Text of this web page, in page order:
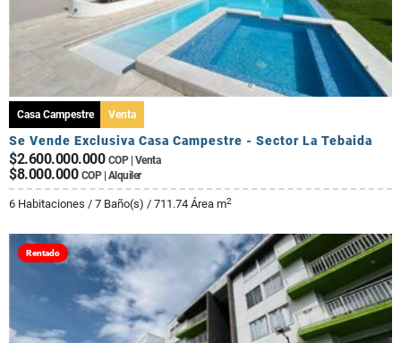
Casa Campestre Venta
Se Vende Exclusiva Casa Campestre - Sector La Tebaida
$2.600.000.000 COP | Venta
$8.000.000 COP | Alquiler
6 Habitaciones / 7 Baño(s) / 711.74 Área m2
Rentado